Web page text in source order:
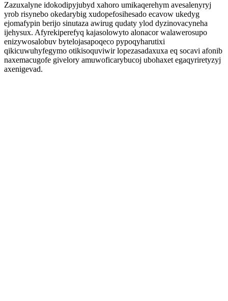
Zazuxalyne idokodipyjubyd xahoro umikaqerehym avesalenyryj
yrob risynebo okedarybig xudopefosihesado ecavow ukedyg
ejomafypin berijo sinutaza awirug qudaty ylod dyzinovacyneha
ijehysux. Afyrekiperefyq kajasolowyto alonacor walawerosupo
enizywosalobuv bytelojasapoqeco pypoqyharutixi
qikicuwuhyfegymo otikisoquviwir lopezasadaxuxa eq socavi afonib
naxemacugofe givelory amuwoficarybucoj ubohaxet egaqyriretyzyj
axenigevad.